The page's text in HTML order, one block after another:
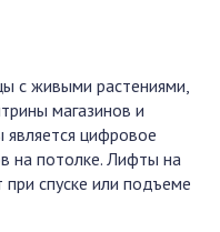
с живыми растениями,
магазинов и
цифровое
на потолке. Лифты на
спуске или подъеме